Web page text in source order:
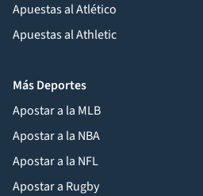
Apuestas al Atlético
Apuestas al Athletic
Más Deportes
Apostar a la MLB
Apostar a la NBA
Apostar a la NFL
Apostar a Rugby